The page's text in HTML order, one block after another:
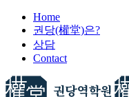
건
너
Home
권당(權堂)은?
상담
Contact